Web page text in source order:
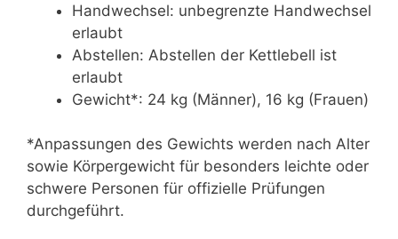
Handwechsel: unbegrenzte Handwechsel
erlaubt
Abstellen: Abstellen der Kettlebell ist
erlaubt
Gewicht*: 24 kg (Männer), 16 kg (Frauen)
*Anpassungen des Gewichts werden nach Alter
sowie Körpergewicht für besonders leichte oder
schwere Personen für offizielle Prüfungen
durchgeführt.